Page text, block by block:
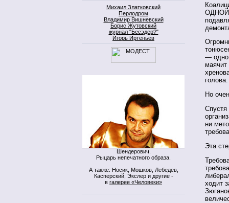
Михаил Златковский
Перлодром
Владимир Вишневский
Борис Жутовский
журнал "Бесэдер?"
Игорь Иртеньев
Шендерович.
Рыцарь непечатного образа.
А также: Носик, Мошков, Лебедев,
Касперский, Экслер и другие -
в галерее «Человеки»
ОДНОЙ
— одно
голова.
Но
Спустя
ни
Эта
ходит